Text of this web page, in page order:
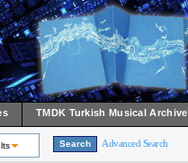
TMDK Turkish Musical Archive
Advanced Search